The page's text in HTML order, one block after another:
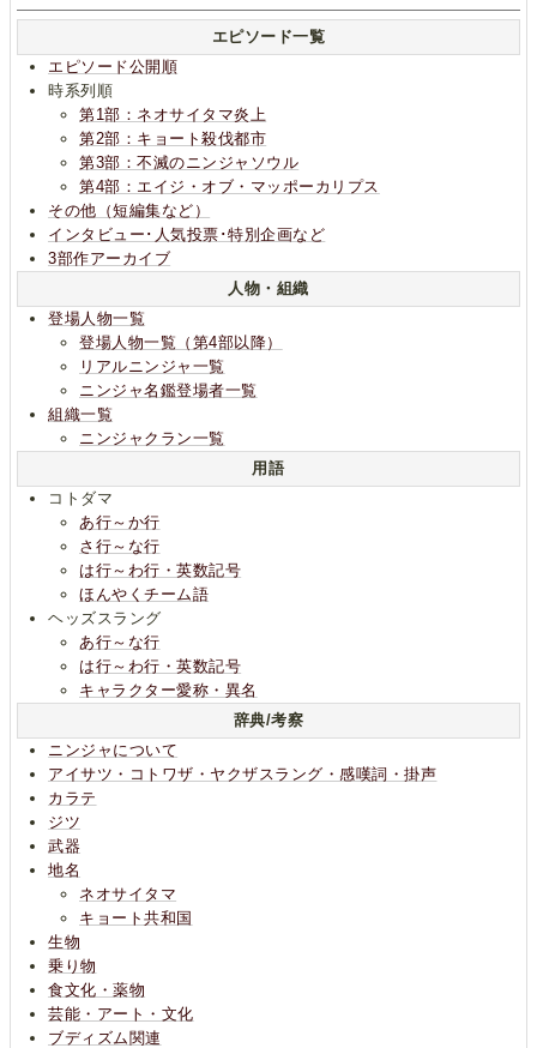
エピソード一覧
エピソード公開順
時系列順
第1部：ネオサイタマ炎上
第2部：キョート殺伐都市
第3部：不滅のニンジャソウル
第4部：エイジ・オブ・マッポーカリプス
その他（短編集など）
インタビュー･人気投票･特別企画など
3部作アーカイブ
人物・組織
登場人物一覧
登場人物一覧（第4部以降）
リアルニンジャ一覧
ニンジャ名鑑登場者一覧
組織一覧
ニンジャクラン一覧
用語
コトダマ
あ行～か行
さ行～な行
は行～わ行・英数記号
ほんやくチーム語
ヘッズスラング
あ行～な行
は行～わ行・英数記号
キャラクター愛称・異名
辞典/考察
ニンジャについて
アイサツ・コトワザ・ヤクザスラング・感嘆詞・掛声
カラテ
ジツ
武器
地名
ネオサイタマ
キョート共和国
生物
乗り物
食文化・薬物
芸能・アート・文化
ブディズム関連